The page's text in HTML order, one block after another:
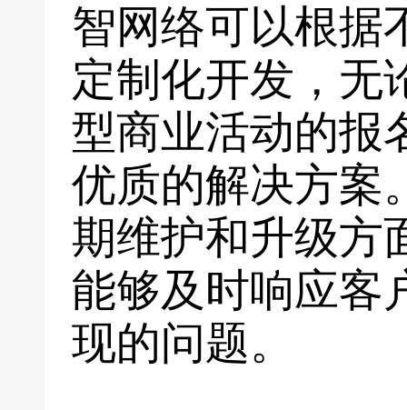
智网络可以根据
定制化开发，无
型商业活动的报
优质的解决方案
期维护和升级方
能够及时响应客
现的问题。